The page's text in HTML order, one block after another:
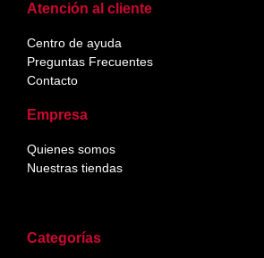
Categorías
Atención al cliente
Centro de ayuda
Preguntas Frecuentes
Contacto
Empresa
Quienes somos
Nuestras tiendas